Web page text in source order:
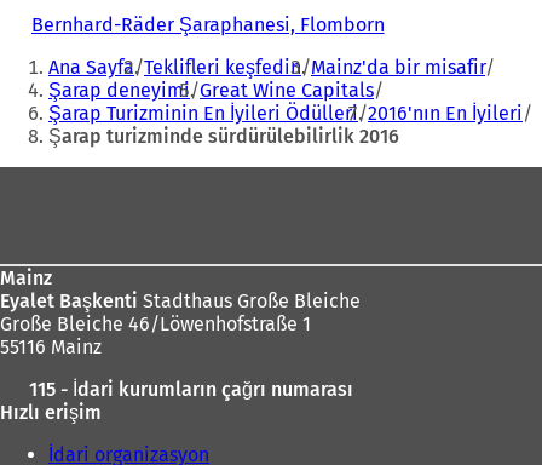
Bernhard-Räder Şaraphanesi, Flomborn
e
i
b
i
Buradasınız:
Ana Sayfa Teklifleri keşfedin Mainz'da bir misafir
Şarap deneyimi Great Wine Capitals
Şarap Turizminin En İyileri Ödülleri 2016'nın En İyileri
Şarap turizminde sürdürülebilirlik 2016
Mainz
Eyalet Başkenti Stadthaus Große Bleiche
Große Bleiche 46/Löwenhofstraße 1
55116 Mainz
115 - İdari kurumların çağrı numarası
Hızlı erişim
İdari organizasyon